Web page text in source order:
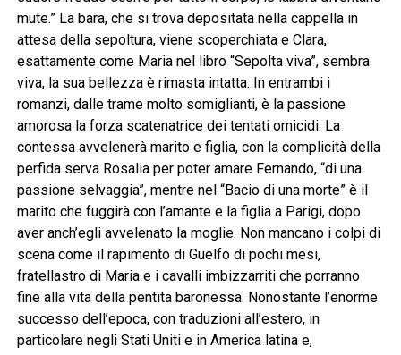
mute.” La bara, che si trova depositata nella cappella in
attesa della sepoltura, viene scoperchiata e Clara,
esattamente come Maria nel libro “Sepolta viva”, sembra
viva, la sua bellezza è rimasta intatta. In entrambi i
romanzi, dalle trame molto somiglianti, è la passione
amorosa la forza scatenatrice dei tentati omicidi. La
contessa avvelenerà marito e figlia, con la complicità della
perfida serva Rosalia per poter amare Fernando, “di una
passione selvaggia”, mentre nel “Bacio di una morte” è il
marito che fuggirà con l’amante e la figlia a Parigi, dopo
aver anch’egli avvelenato la moglie. Non mancano i colpi di
scena come il rapimento di Guelfo di pochi mesi,
fratellastro di Maria e i cavalli imbizzarriti che porranno
fine alla vita della pentita baronessa. Nonostante l’enorme
successo dell’epoca, con traduzioni all’estero, in
particolare negli Stati Uniti e in America latina e,